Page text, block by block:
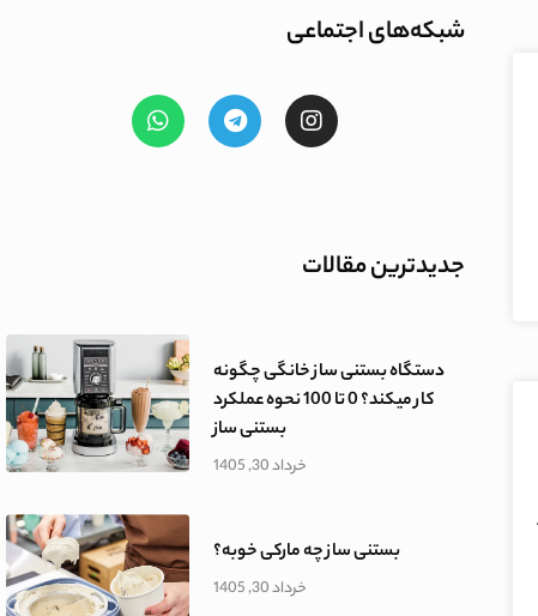
شبکه‌های اجتماعی
جدیدترین مقالات
دستگاه بستنی ساز خانگی چگونه
کار میکند؟ 0 تا 100 نحوه عملکرد
بستنی ساز
خرداد 30, 1405
بستنی ساز چه مارکی خوبه؟
خرداد 30, 1405